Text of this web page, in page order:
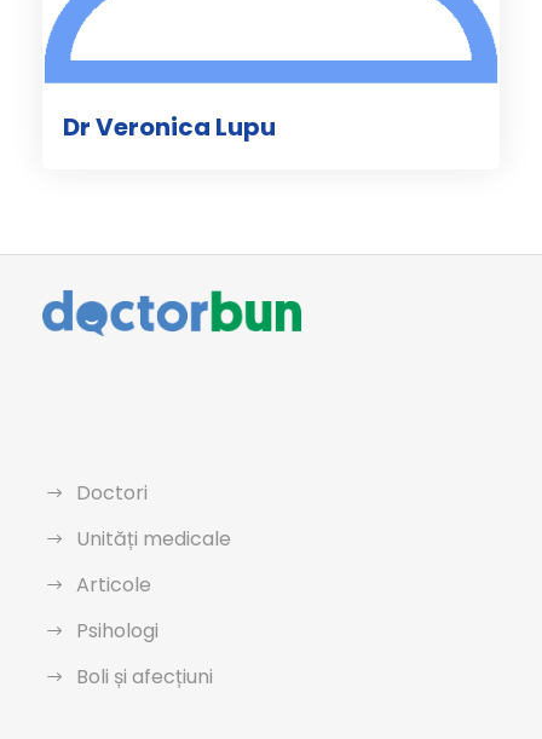
Dr Veronica Lupu
Doctori
Unități medicale
Articole
Psihologi
Boli și afecțiuni